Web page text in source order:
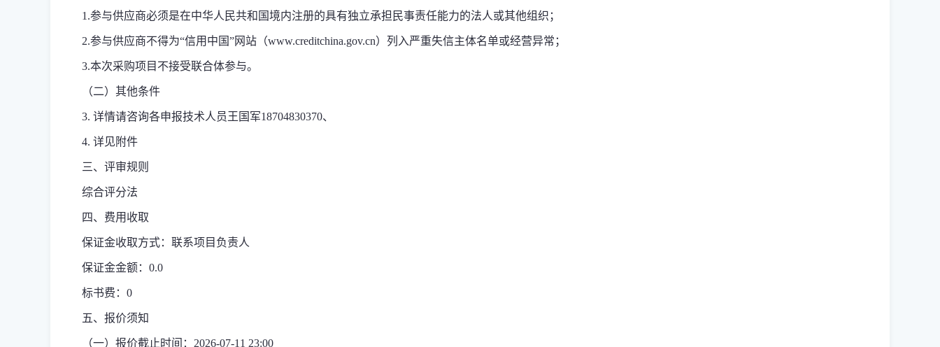
1.参与供应商必须是在中华人民共和国境内注册的具有独立承担民事责任能力的法人或其他组织；
2.参与供应商不得为“信用中国”网站（www.creditchina.gov.cn）列入严重失信主体名单或经营异常；
3.本次采购项目不接受联合体参与。
（二）其他条件
3. 详情请咨询各申报技术人员王国军18704830370、
4. 详见附件
三、评审规则
综合评分法
四、费用收取
保证金收取方式：联系项目负责人
保证金金额：0.0
标书费：0
五、报价须知
（一）报价截止时间：2026-07-11 23:00